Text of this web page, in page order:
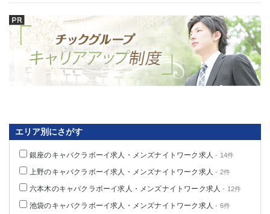
エリア別にさがす
銀座のキャバクラボーイ求人・メンズナイトワーク求人 - 14件
上野のキャバクラボーイ求人・メンズナイトワーク求人 - 2件
六本木のキャバクラボーイ求人・メンズナイトワーク求人 - 12件
池袋のキャバクラボーイ求人・メンズナイトワーク求人 - 6件
川崎
溝の口
本厚木
新横浜
藤沢
平塚
武蔵小杉
橋本
横浜・桜木町
戸塚
たまプラーザ
大船
相模原
厚木
横須賀
桜木町